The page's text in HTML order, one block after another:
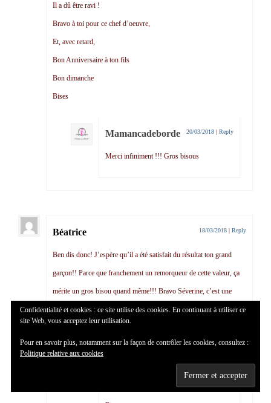
Il a dû être ravi !
Bravo à toi pour ce chef d’oeuvre,
Et, avec retard,
Bon Anniversaire à ton fils
Bon dimanche
Bises
Mamancadeborde 20/03/2018 | Reply
Merci infiniment !!! Gros bisous
Béatrice 18/03/2018 | Reply
Ben dis donc! J’espère qu’il a été satisfait du résultat ton grand
garçon!! Parce que franchement un remorqueur de cette valeur, ça
mérite un gros bisou quand même!!! Bravo Séverine, c’est une
réussite!!
Mamancadeborde 20/03/2018 |Reply
Merci Béatrice ! Oui il était ravi du résultat !
Confidentialité et cookies : ce site utilise des cookies. En continuant à utiliser ce
site Web, vous acceptez leur utilisation.
Pour en savoir plus, notamment sur la façon de contrôler les cookies, consultez :
Politique relative aux cookies